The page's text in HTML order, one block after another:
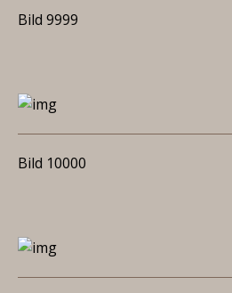
Bild 9999
Bild 10000